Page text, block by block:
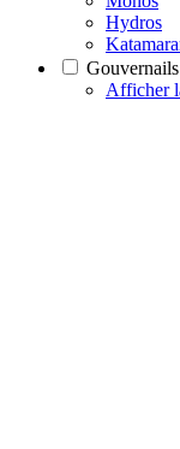
Hydros
Afficher